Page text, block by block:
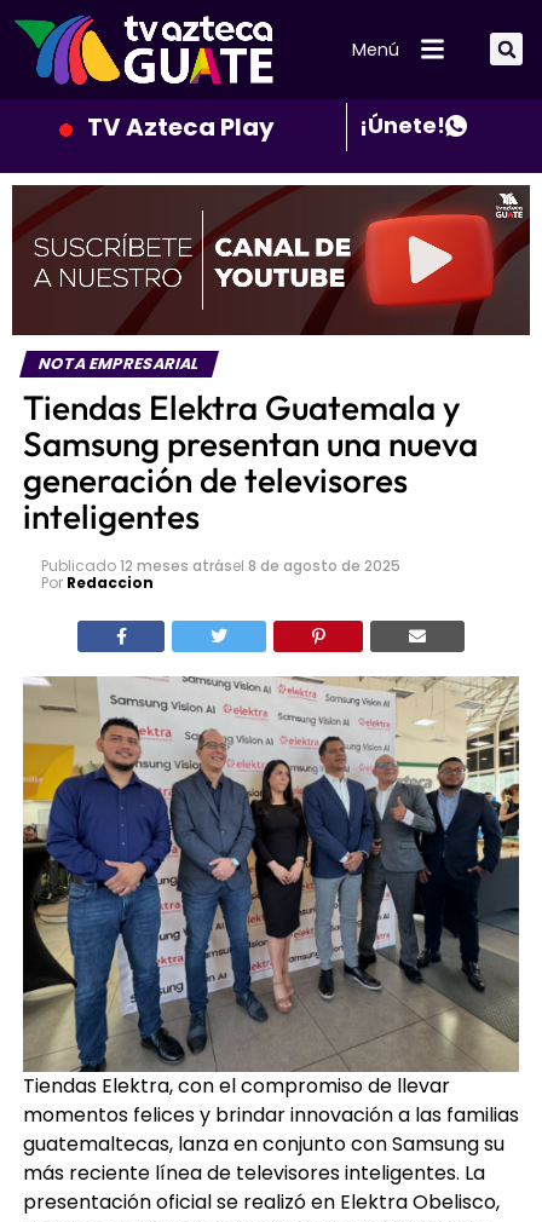
Menú
TV Azteca Play ¡Únete!
NOTA EMPRESARIAL
Tiendas Elektra Guatemala y
Samsung presentan una nueva
generación de televisores
inteligentes
Publicado 12 meses atrás
Redaccion
Tiendas Elektra, con el compromiso de llevar
momentos felices y brindar innovación a las familias
guatemaltecas, lanza en conjunto con Samsung su
más reciente línea de televisores inteligentes. La
presentación oficial se realizó en Elektra Obelisco,
donde se destacaron los avances en inteligencia